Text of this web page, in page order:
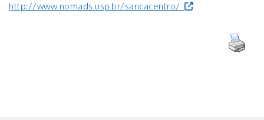
http://www.nomads.usp.br/sancacentro/